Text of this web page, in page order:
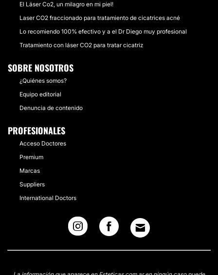
El Láser Co2, un milagro en mi piel!
Laser CO2 fraccionado para tratamiento de cicatrices acné
Lo recomiendo 100% efectivo y a el Dr Diego muy profesional
Tratamiento con láser CO2 para tratar cicatriz
SOBRE NOSOTROS
¿Quiénes somos?
Equipo editorial
Denuncia de contenido
PROFESIONALES
Acceso Doctores
Premium
Marcas
Suppliers
International Doctors